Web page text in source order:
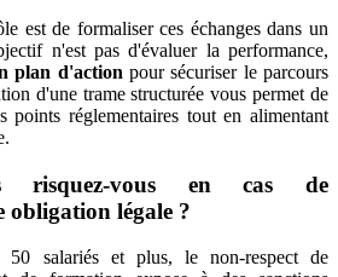
est de formaliser ces échanges dans un
n'est pas d'évaluer la performance,
plan d'action pour sécuriser le parcours
d'une trame structurée vous permet de
points réglementaires tout en alimentant
risquez-vous en cas de
obligation légale ?
50 salariés et plus, le non-respect de